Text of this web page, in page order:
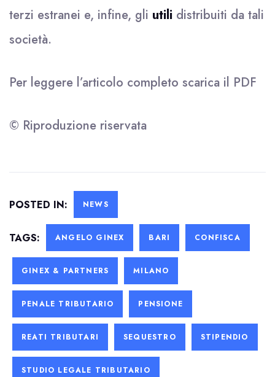
terzi estranei e, infine, gli utili distribuiti da tali
società.
Per leggere l’articolo completo scarica il PDF
© Riproduzione riservata
POSTED IN: NEWS
TAGS: ANGELO GINEX BARI CONFISCA
GINEX & PARTNERS MILANO
PENALE TRIBUTARIO PENSIONE
REATI TRIBUTARI SEQUESTRO STIPENDIO
STUDIO LEGALE TRIBUTARIO